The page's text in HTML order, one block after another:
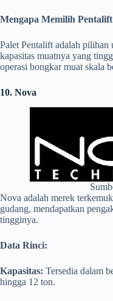
Mengapa Memilih
Palet Pentalift adalah pilihan
kapasitas muatnya yang
operasi bongkar muat skala
10. Nova
Nova adalah merek
gudang, mendapatkan
tingginya.
Data Rinci:
Kapasitas: Tersedia dalam
hingga 12 ton.